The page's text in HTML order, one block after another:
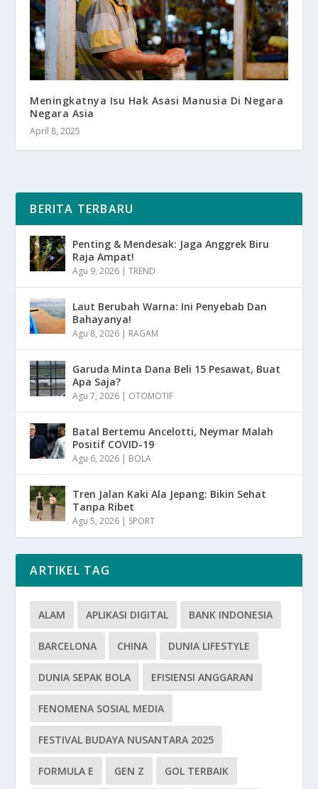
Meningkatnya Isu Hak Asasi Manusia Di Negara
Negara Asia
April 8, 2025
BERITA TERBARU
Penting & Mendesak: Jaga Anggrek Biru
Raja Ampat!
Agu 9, 2026 |TREND
Laut Berubah Warna: Ini Penyebab Dan
Bahayanya!
Agu 8, 2026 | RAGAM
Garuda Minta Dana Beli 15 Pesawat, Buat
Apa Saja?
Agu 7, 2026 | OTOMOTIF
Batal Bertemu Ancelotti, Neymar Malah
Positif COVID-19
Agu 6, 2026 | BOLA
Tren Jalan Kaki Ala Jepang: Bikin Sehat
Tanpa Ribet
Agu 5, 2026 | SPORT
ARTIKEL TAG
ALAM APLIKASI DIGITAL BANK INDONESIA
BARCELONA CHINA DUNIA LIFESTYLE
DUNIA SEPAK BOLA EFISIENSI ANGGARAN
FENOMENA SOSIAL MEDIA
FESTIVAL BUDAYA NUSANTARA 2025
FORMULA E GEN Z GOL TERBAIK